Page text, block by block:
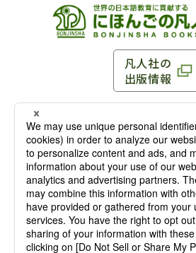
凡人社の
出版情報
〒102-0093 東京都千代田区平河町
TEL：03-3263-3959／FAX：03-
麹町店
〒102-0093 東京都千
13 8F［アクセス］
TEL：03-3239-8673／
3116
〒541-0056 大阪府大
4-2-10